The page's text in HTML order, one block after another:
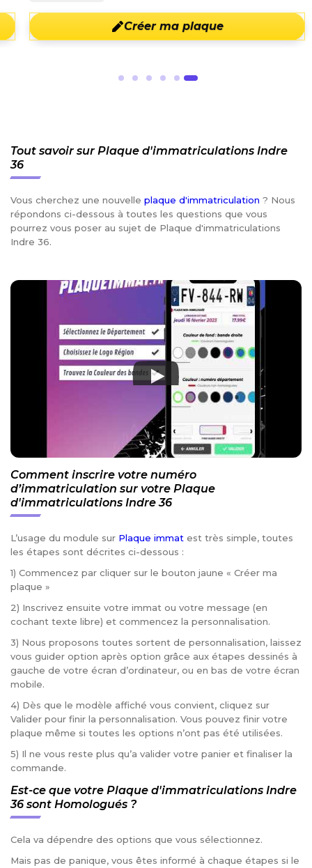
Créer ma plaque
Tout savoir sur Plaque d'immatriculations Indre
36
Vous cherchez une nouvelle plaque d'immatriculation ? Nous
répondons ci-dessous à toutes les questions que vous
pourrez vous poser au sujet de Plaque d'immatriculations
Indre 36.
Comment inscrire votre numéro
d’immatriculation sur votre Plaque
d'immatriculations Indre 36
L’usage du module sur Plaque immat est très simple, toutes
les étapes sont décrites ci-dessous :
1) Commencez par cliquer sur le bouton jaune « Créer ma
plaque »
2) Inscrivez ensuite votre immat ou votre message (en
cochant texte libre) et commencez la personnalisation.
3) Nous proposons toutes sortent de personnalisation, laissez
vous guider option après option grâce aux étapes dessinés à
gauche de votre écran d’ordinateur, ou en bas de votre écran
mobile.
4) Dès que le modèle affiché vous convient, cliquez sur
Valider pour finir la personnalisation. Vous pouvez finir votre
plaque même si toutes les options n’ont pas été utilisées.
5) Il ne vous reste plus qu’a valider votre panier et finaliser la
commande.
Est-ce que votre Plaque d'immatriculations Indre
36 sont Homologués ?
Cela va dépendre des options que vous sélectionnez.
Mais pas de panique, vous êtes informé à chaque étapes si le